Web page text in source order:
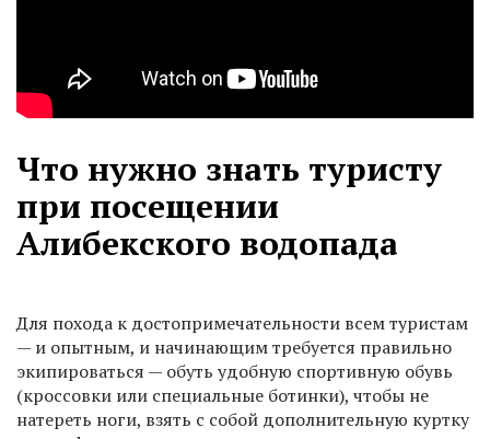
Что нужно знать туристу
при посещении
Алибекского водопада
Для похода к достопримечательности всем туристам
— и опытным, и начинающим требуется правильно
экипироваться — обуть удобную спортивную обувь
(кроссовки или специальные ботинки), чтобы не
натереть ноги, взять с собой дополнительную куртку